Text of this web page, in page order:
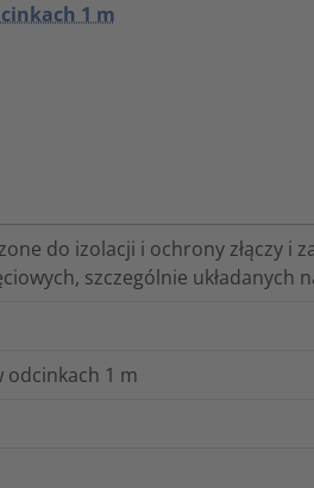
1 m
do izolacji i ochrony złączy i
szczególnie układanych
odcinkach 1 m